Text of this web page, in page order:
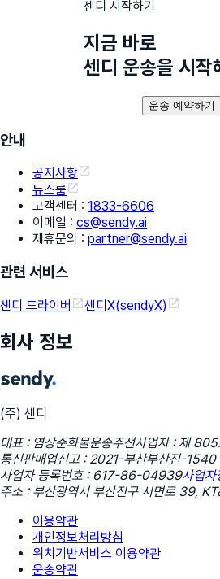
센디 시작하기
지금 바로
센디 운송을 시작
운송 예약하기
안내
공지사항
뉴스룸
고객센터 : 1833-6606
이메일 : cs@sendy.ai
제휴문의 : partner@sendy.ai
관련 서비스
센디 드라이버 센디X(sendyX)
회사 정보
(주) 센디
대표 : 염상준화물운송주선사업자 : 제 805
통신판매업신고 : 2021-부산부산진-1540
사업자 등록번호 : 617-86-04939사업자
주소 : 부산광역시 부산진구 서면로 39,
이용약관
개인정보처리방침
위치기반서비스 이용약관
운송약관